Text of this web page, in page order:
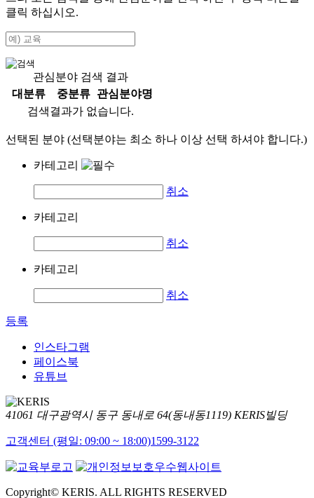
클릭 하십시오.
관심분야 검색 결과
대분류
중분류
관심분야명
검색결과가 없습니다.
선택된 분야 (선택분야는 최소 하나 이상 선택 하셔야 합니다.)
카테고리
취소
카테고리
취소
카테고리
취소
등록
인스타그램
페이스북
유튜브
41061 대구광역시 동구 동내로 64(동내동1119) KERIS빌딩
고객센터 (평일: 09:00 ~ 18:00)1599-3122
Copyright© KERIS. ALL RIGHTS RESERVED